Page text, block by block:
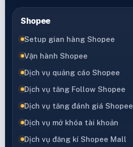
Shopee
Setup gian hàng Shopee
Vận hành Shopee
Dịch vụ quảng cáo Shopee
Dịch vụ tăng Follow Shopee
Dịch vụ tăng đánh giá Shopee
Dịch vụ mở khóa tài khoản
Dịch vụ đăng kí Shopee Mall